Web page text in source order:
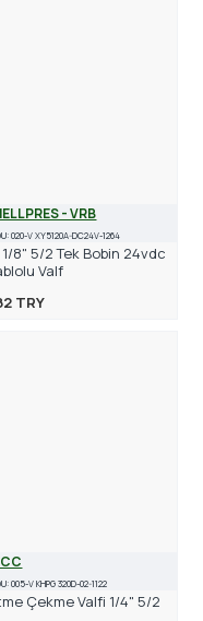
- VRB
020-V XY5120A-DC24V-1264
1/8" 5/2 Tek Bobin 24vdc
Valf
TRY
005-V KHPG 320D-02-1122
Çekme Valfi 1/4" 5/2